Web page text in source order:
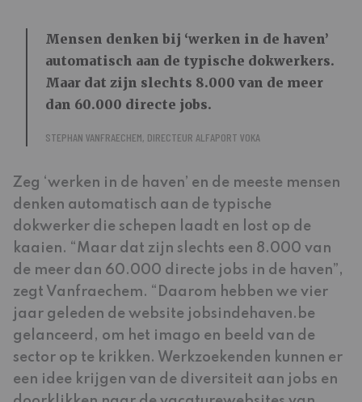
Mensen denken bij ‘werken in de haven’
automatisch aan de typische dokwerkers.
Maar dat zijn slechts 8.000 van de meer
dan 60.000 directe jobs.
STEPHAN VANFRAECHEM, DIRECTEUR ALFAPORT VOKA
Zeg ‘werken in de haven’ en de meeste mensen
denken automatisch aan de typische
dokwerker die schepen laadt en lost op de
kaaien. “Maar dat zijn slechts een 8.000 van
de meer dan 60.000 directe jobs in de haven”,
zegt Vanfraechem. “Daarom hebben we vier
jaar geleden de website jobsindehaven.be
gelanceerd, om het imago en beeld van de
sector op te krikken. Werkzoekenden kunnen er
een idee krijgen van de diversiteit aan jobs en